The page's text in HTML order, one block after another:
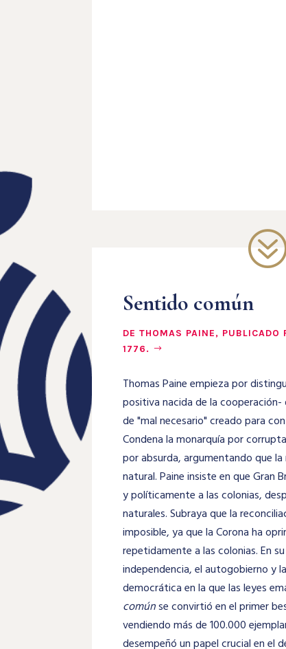
Sentido común
DE THOMAS PAINE, PUBLICADO
1776.
Thomas Paine empieza por
positiva nacida de la cooperación-
de "mal necesario" creado para
Condena la monarquía por
por absurda, argumentando que
natural. Paine insiste en que Gran
y políticamente a las colonias,
naturales. Subraya que la
imposible, ya que la Corona ha
repetidamente a las colonias. En
independencia, el autogobierno y
democrática en la que las leyes
comúnse convirtió en el primer
vendiendo más de 100.000
desempeñó un papel crucial en el